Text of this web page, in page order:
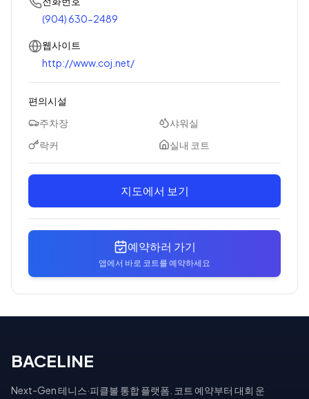
(904) 630-2489
웹사이트
http://www.coj.net/
편의시설
주차장
샤워실
락커
실내 코트
지도에서 보기
예약하러 가기
앱에서 바로 코트를 예약하세요
BACELINE
Next-Gen 테니스·피클볼 통합 플랫폼. 코트 예약부터 대회 운